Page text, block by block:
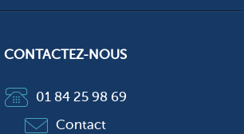
CONTACTEZ-NOUS
01 84 25 98 69
Contact